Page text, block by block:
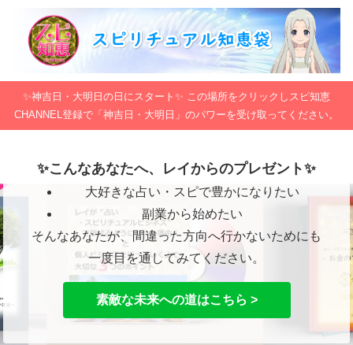
✨神吉日・大明日の日にスタート✨ この場所をクリックしスピ知恵
CHANNEL登録で「神吉日・大明日」のパワーを受け取ってください。
✨こんなあなたへ、レイからのプレゼント✨
大好きな占い・スピで豊かになりたい
副業から始めたい
そんなあなたが、間違った方向へ行かないためにも
一度目を通してみてください。
素敵な未来への道はこちら >